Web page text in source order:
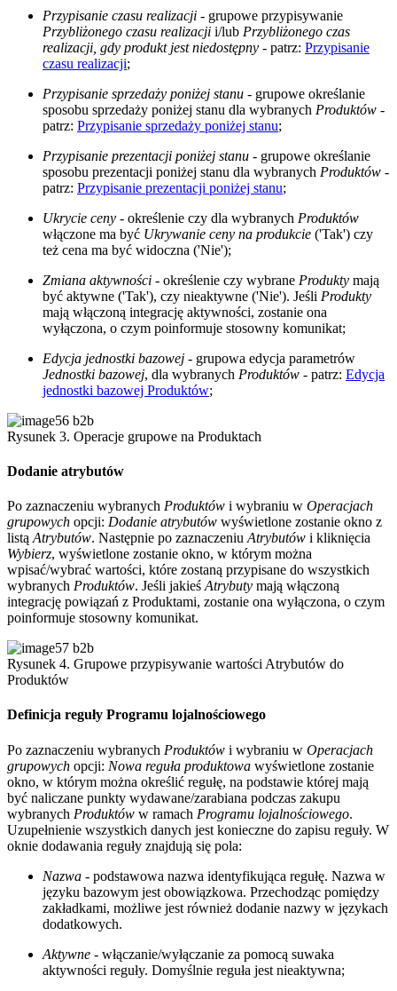
Przypisanie czasu realizacji - grupowe przypisywanie
Przybliżonego czasu realizacji i/lub Przybliżonego czas
realizacji, gdy produkt jest niedostępny - patrz: Przypisanie
czasu realizacji;
Przypisanie sprzedaży poniżej stanu - grupowe określanie
sposobu sprzedaży poniżej stanu dla wybranych Produktów -
patrz: Przypisanie sprzedaży poniżej stanu;
Przypisanie prezentacji poniżej stanu - grupowe określanie
sposobu prezentacji poniżej stanu dla wybranych Produktów -
patrz: Przypisanie prezentacji poniżej stanu;
Ukrycie ceny - określenie czy dla wybranych Produktów
włączone ma być Ukrywanie ceny na produkcie ('Tak') czy
też cena ma być widoczna ('Nie');
Zmiana aktywności - określenie czy wybrane Produkty mają
być aktywne ('Tak'), czy nieaktywne ('Nie'). Jeśli Produkty
mają włączoną integrację aktywności, zostanie ona
wyłączona, o czym poinformuje stosowny komunikat;
Edycja jednostki bazowej - grupowa edycja parametrów
Jednostki bazowej, dla wybranych Produktów - patrz: Edycja
jednostki bazowej Produktów;
Rysunek 3. Operacje grupowe na Produktach
Dodanie atrybutów
Po zaznaczeniu wybranych Produktów i wybraniu w Operacjach
grupowych opcji: Dodanie atrybutów wyświetlone zostanie okno z
listą Atrybutów. Następnie po zaznaczeniu Atrybutów i kliknięcia
Wybierz, wyświetlone zostanie okno, w którym można
wpisać/wybrać wartości, które zostaną przypisane do wszystkich
wybranych Produktów. Jeśli jakieś Atrybuty mają włączoną
integrację powiązań z Produktami, zostanie ona wyłączona, o czym
poinformuje stosowny komunikat.
Rysunek 4. Grupowe przypisywanie wartości Atrybutów do
Produktów
Definicja reguły Programu lojalnościowego
Po zaznaczeniu wybranych Produktów i wybraniu w Operacjach
grupowych opcji: Nowa reguła produktowa wyświetlone zostanie
okno, w którym można określić regułę, na podstawie której mają
być naliczane punkty wydawane/zarabiana podczas zakupu
wybranych Produktów w ramach Programu lojalnościowego.
Uzupełnienie wszystkich danych jest konieczne do zapisu reguły. W
oknie dodawania reguły znajdują się pola:
Nazwa - podstawowa nazwa identyfikująca regułę. Nazwa w
języku bazowym jest obowiązkowa. Przechodząc pomiędzy
zakładkami, możliwe jest również dodanie nazwy w językach
dodatkowych.
Aktywne - włączanie/wyłączanie za pomocą suwaka
aktywności reguły. Domyślnie reguła jest nieaktywna;